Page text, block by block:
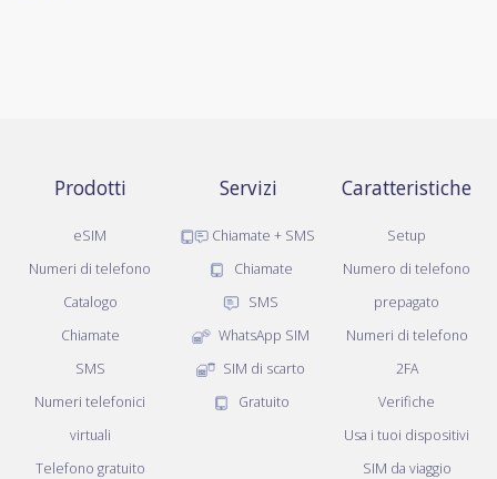
Prodotti
eSIM
Numeri di telefono
Catalogo
Chiamate
SMS
Numeri telefonici
virtuali
Telefono gratuito
Servizi
Chiamate + SMS
Chiamate
SMS
WhatsApp SIM
SIM di scarto
Gratuito
Caratteristiche
Setup
Numero di telefono
prepagato
Numeri di telefono
2FA
Verifiche
Usa i tuoi dispositivi
SIM da viaggio